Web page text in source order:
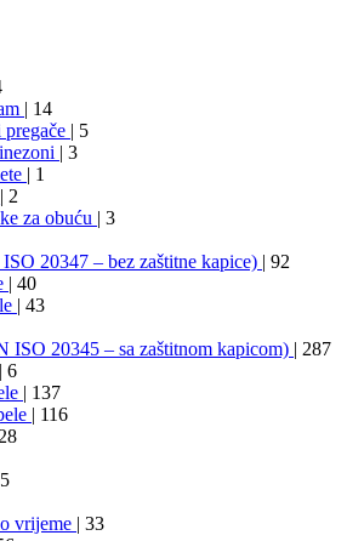
| 14
pregače | 5
| 3
| 1
| 2
za obuću | 3
20347 – bez zaštitne kapice) | 92
| 40
| 43
ISO 20345 – sa zaštitnom kapicom) | 287
| 6
| 137
| 116
vrijeme | 33